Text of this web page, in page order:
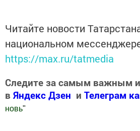
Читайте новости
национальном
https://max.ru/tatmedia
Следите за самым важным
в Яндекс Дзен и Телеграм
новь"